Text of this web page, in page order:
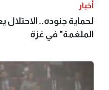
أخبار
لحماية جنوده..
الملغمة" في غزة